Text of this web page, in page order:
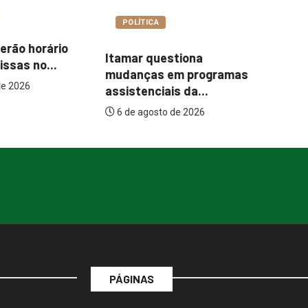
em programas
da...
COTIDIANO
Abordagem social à
população em situação
de...
6 de agosto de 2026
PÁGINAS